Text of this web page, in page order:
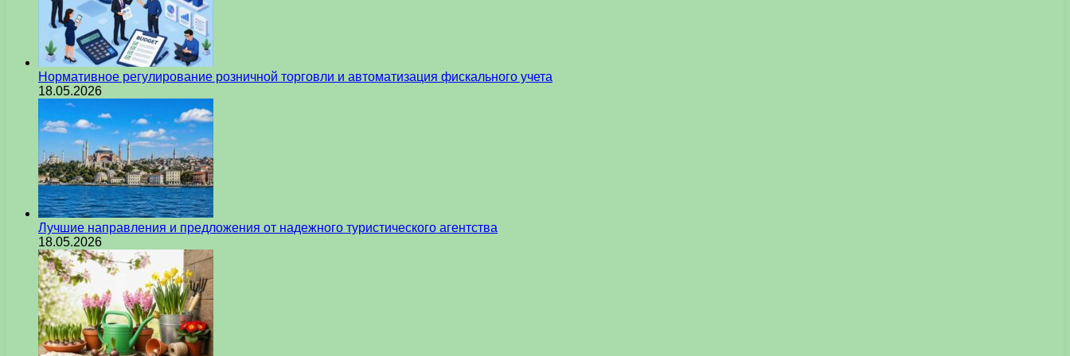
Нормативное регулирование розничной торговли и автоматизация фискального учета
18.05.2026
Лучшие направления и предложения от надежного туристического агентства
18.05.2026